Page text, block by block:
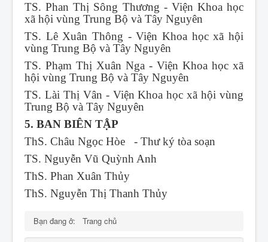
TS. Phan Thị Sông Thương - Viện Khoa học
xã hội vùng Trung Bộ và Tây Nguyên
TS. Lê Xuân Thông - Viện Khoa học xã hội
vùng Trung Bộ và Tây Nguyên
TS. Phạm Thị Xuân Nga - Viện Khoa học xã
hội vùng Trung Bộ và Tây Nguyên
TS. Lài Thị Vân - Viện Khoa học xã hội vùng
Trung Bộ và Tây Nguyên
5. BAN BIÊN TẬP
ThS. Châu Ngọc Hòe - Thư ký tòa soạn
TS. Nguyễn Vũ Quỳnh Anh
ThS. Phan Xuân Thủy
ThS. Nguyễn Thị Thanh Thủy
Bạn đang ở: Trang chủ